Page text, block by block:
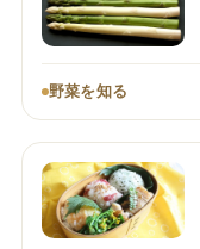
野菜を知る